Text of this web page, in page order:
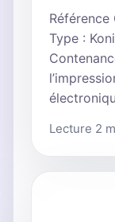
Référence
Type :
Lecture 2